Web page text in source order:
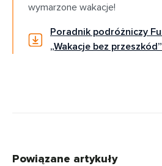
wymarzone wakacje!
Poradnik podróżniczy
„Wakacje bez
Powiązane artykuły